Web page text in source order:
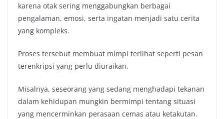
karena otak sering menggabungkan berbagai
pengalaman, emosi, serta ingatan menjadi satu cerita
yang kompleks.
Proses tersebut membuat mimpi terlihat seperti pesan
terenkripsi yang perlu diuraikan.
Misalnya, seseorang yang sedang menghadapi tekanan
dalam kehidupan mungkin bermimpi tentang situasi
yang mencerminkan perasaan cemas atau ketakutan.